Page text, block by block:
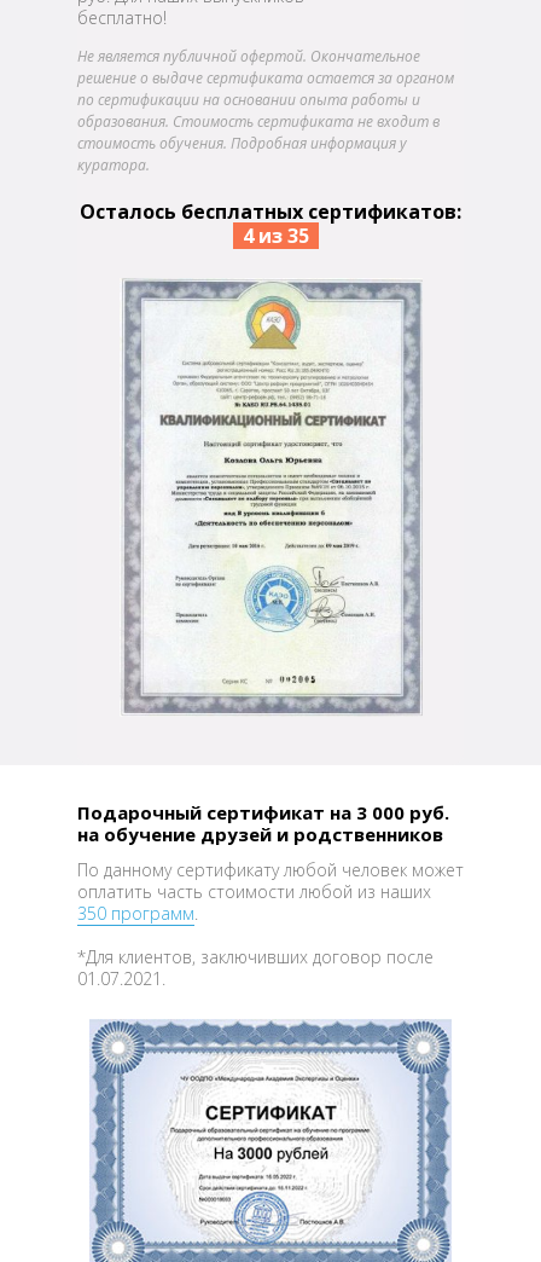
бесплатно!
Не является публичной офертой. Окончательное
решение о выдаче сертификата остается за органом
по сертификации на основании опыта работы и
образования. Стоимость сертификата не входит в
стоимость обучения. Подробная информация у
куратора.
Осталось бесплатных сертификатов:
4 из 35
Подарочный сертификат на 3 000 руб.
на обучение друзей и родственников
По данному сертификату любой человек может
оплатить часть стоимости любой из наших
350 программ
*Для клиентов, заключивших договор после
01.07.2021.